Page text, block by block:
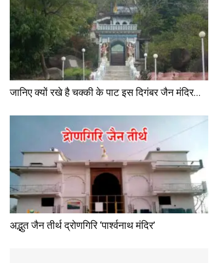
जानिए क्यों रखे है चक्की के पाट इस दिगंबर जैन मंदिर...
अद्भुत जैन तीर्थ द्रोणगिरि ‘पार्श्वनाथ मंदिर’